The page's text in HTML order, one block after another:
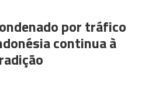
por tráfico
continua à